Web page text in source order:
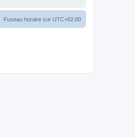
Fuseau horaire sur UTC+02:00